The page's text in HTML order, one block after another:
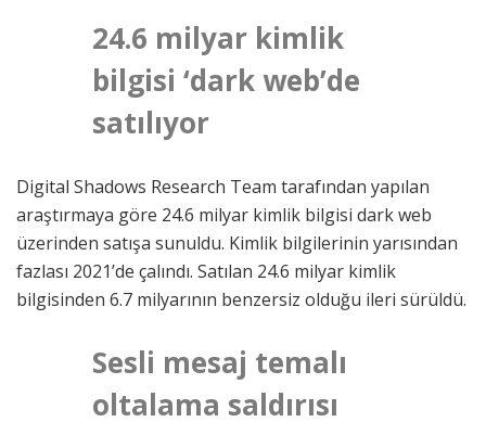
24.6 milyar kimlik
bilgisi ‘dark web’de
satılıyor
Digital Shadows Research Team tarafından yapılan
araştırmaya göre 24.6 milyar kimlik bilgisi dark web
üzerinden satışa sunuldu. Kimlik bilgilerinin yarısından
fazlası 2021’de çalındı. Satılan 24.6 milyar kimlik
bilgisinden 6.7 milyarının benzersiz olduğu ileri sürüldü.
Sesli mesaj temalı
oltalama saldırısı